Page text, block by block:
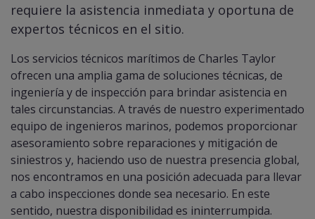
requiere la asistencia inmediata y oportuna de
expertos técnicos en el sitio.
Los servicios técnicos marítimos de Charles Taylor
ofrecen una amplia gama de soluciones técnicas, de
ingeniería y de inspección para brindar asistencia en
tales circunstancias. A través de nuestro experimentado
equipo de ingenieros marinos, podemos proporcionar
asesoramiento sobre reparaciones y mitigación de
siniestros y, haciendo uso de nuestra presencia global,
nos encontramos en una posición adecuada para llevar
a cabo inspecciones donde sea necesario. En este
sentido, nuestra disponibilidad es ininterrumpida.